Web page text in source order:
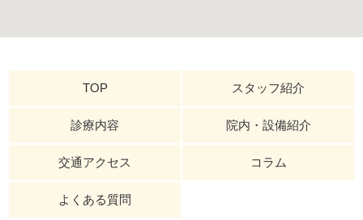
TOP スタッフ紹介
診療内容 院内・設備紹介
交通アクセス コラム
よくある質問